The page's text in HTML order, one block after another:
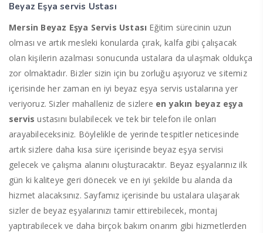
Beyaz Eşya servis Ustası
Mersin Beyaz Eşya Servis Ustası Eğitim sürecinin uzun
olması ve artık mesleki konularda çırak, kalfa gibi çalışacak
olan kişilerin azalması sonucunda ustalara da ulaşmak oldukça
zor olmaktadır. Bizler sizin için bu zorluğu aşıyoruz ve sitemiz
içerisinde her zaman en iyi beyaz eşya servis ustalarına yer
veriyoruz. Sizler mahalleniz de sizlere en yakın beyaz eşya
servis ustasını bulabilecek ve tek bir telefon ile onları
arayabileceksiniz. Böylelikle de yerinde tespitler neticesinde
artık sizlere daha kısa süre içerisinde beyaz eşya servisi
gelecek ve çalışma alanını oluşturacaktır. Beyaz eşyalarınız ilk
gün ki kaliteye geri dönecek ve en iyi şekilde bu alanda da
hizmet alacaksınız. Sayfamız içerisinde bu ustalara ulaşarak
sizler de beyaz eşyalarınızı tamir ettirebilecek, montaj
yaptırabilecek ve daha birçok bakım onarım gibi hizmetlerden